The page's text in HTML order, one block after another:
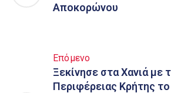
Αποκορώνου
Επόμενο
Ξεκίνησε στα Χανιά με
Περιφέρειας Κρήτης